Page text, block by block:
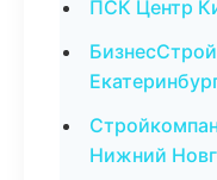
ПСК Центр
Нижний